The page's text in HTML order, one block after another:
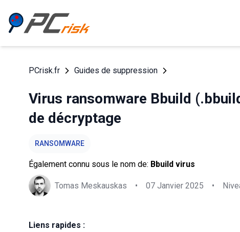
PCrisk.fr Guides de suppression
Virus ransomware Bbuild
de décryptage
RANSOMWARE
Également connu sous le nom de: Bbuild virus
Tomas Meskauskas • 07 Janvier 2025 •
Liens rapides :